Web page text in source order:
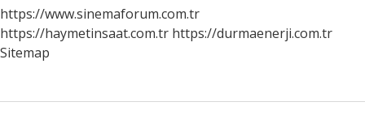
Nedir
Ne
https://www.sinemaforum.com.tr
https://haymetinsaat.com.tr https://durmaenerji.com.tr
Sitemap